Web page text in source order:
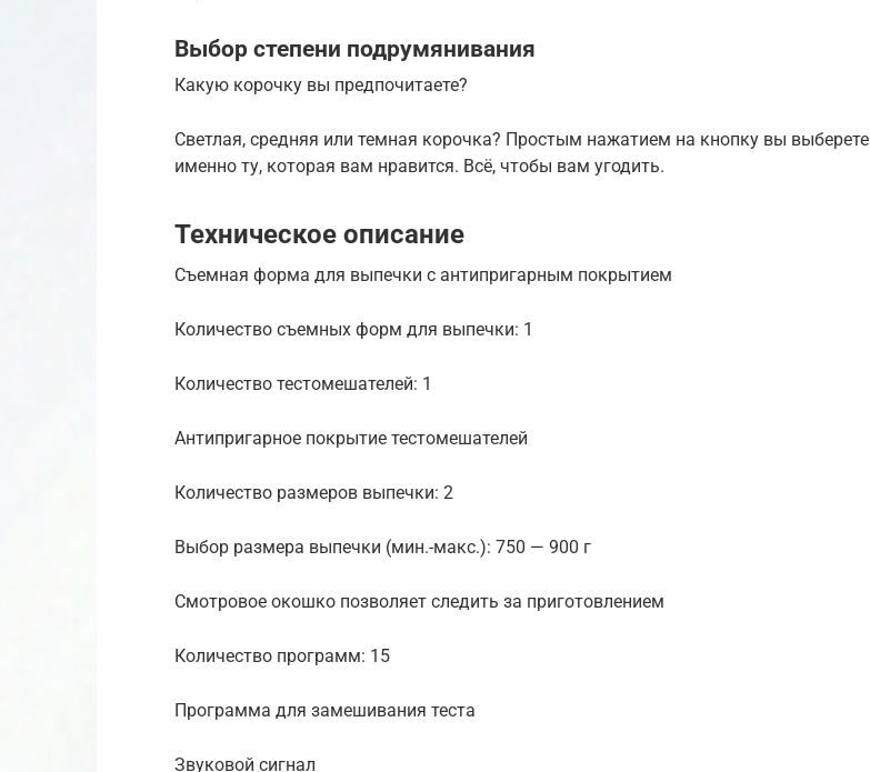
Выбор степени подрумянивания
Какую корочку вы предпочитаете?
Светлая, средняя или темная корочка? Простым нажатием на кнопку вы выберете
именно ту, которая вам нравится. Всё, чтобы вам угодить.
Техническое описание
Съемная форма для выпечки с антипригарным покрытием
Количество съемных форм для выпечки: 1
Количество тестомешателей: 1
Антипригарное покрытие тестомешателей
Количество размеров выпечки: 2
Выбор размера выпечки (мин.-макс.): 750 — 900 г
Смотровое окошко позволяет следить за приготовлением
Количество программ: 15
Программа для замешивания теста
Звуковой сигнал